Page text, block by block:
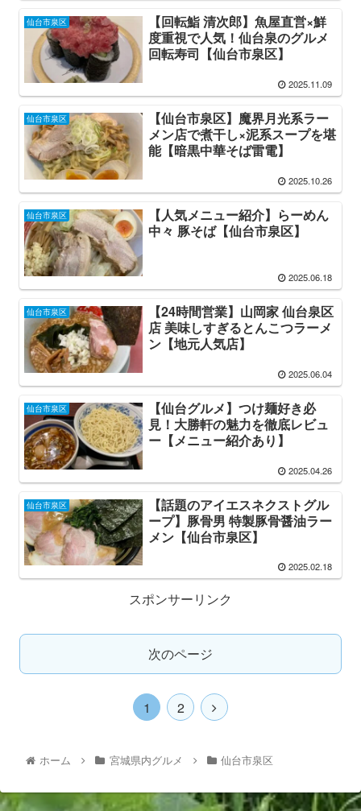
仙台市泉区
【回転鮨 清次郎】魚屋直営×鮮
度重視で人気！仙台泉のグルメ
回転寿司【仙台市泉区】
2025.11.09
仙台市泉区
【仙台市泉区】魔界月光系ラー
メン店で煮干し×泥系スープを堪
能【暗黒中華そば雷電】
2025.10.26
仙台市泉区
【人気メニュー紹介】らーめん
中々 豚そば【仙台市泉区】
2025.06.18
仙台市泉区
【24時間営業】山岡家 仙台泉区
店 美味しすぎるとんこつラーメ
ン【地元人気店】
2025.06.04
仙台市泉区
【仙台グルメ】つけ麺好き必
見！大勝軒の魅力を徹底レビュ
ー【メニュー紹介あり】
2025.04.26
仙台市泉区
【話題のアイエスネクストグル
ープ】豚骨男 特製豚骨醤油ラー
メン【仙台市泉区】
2025.02.18
スポンサーリンク
次のページ
1 2
ホーム 宮城県内グルメ 仙台市泉区